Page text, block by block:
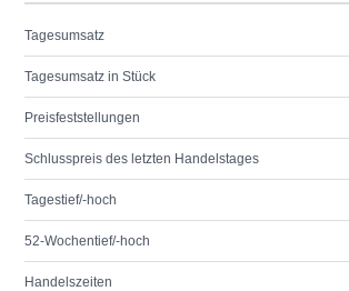
Tagesumsatz
Tagesumsatz in Stück
Preisfeststellungen
Schlusspreis des letzten Handelstages
Tagestief/-hoch
52-Wochentief/-hoch
Handelszeiten